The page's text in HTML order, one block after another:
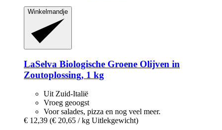
Winkelmandje
LaSelva Biologische Groene Olijven in
Zoutoplossing, 1 kg
Uit Zuid-Italië
Vroeg geoogst
Voor salades, pizza en nog veel meer.
€ 12,39 (€ 20,65 / kg Uitlekgewicht)